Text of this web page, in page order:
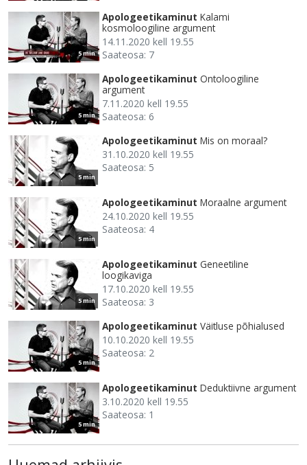
5 min
Apologeetikaminut Kalami
kosmoloogiline argument
14.11.2020 kell 19.55
Saateosa: 7
5 min
Apologeetikaminut Ontoloogiline
argument
7.11.2020 kell 19.55
Saateosa: 6
5 min
Apologeetikaminut Mis on moraal?
31.10.2020 kell 19.55
Saateosa: 5
5 min
Apologeetikaminut Moraalne argument
24.10.2020 kell 19.55
Saateosa: 4
5 min
Apologeetikaminut Geneetiline
loogikaviga
17.10.2020 kell 19.55
Saateosa: 3
5 min
Apologeetikaminut Väitluse põhialused
10.10.2020 kell 19.55
Saateosa: 2
5 min
Apologeetikaminut Deduktiivne argument
3.10.2020 kell 19.55
Saateosa: 1